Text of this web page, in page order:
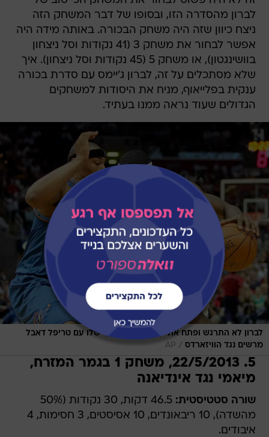
לברון מהסדרה הזו, ובסופו של דבר המשחק הזה
ניצח כיוון שזה היה משחק הבכורה. באותה מידה היה
אפשר לבחור את משחק 3 (41 נקודות וסל ניצחון
בוושינגטון), או משחק 5 (45 נקודות וסל ניצחון). איך
שלא מסתכלים על זה, לברון ג'יימס עם סדרת בכורה
ענקית בפלייאוף, מניח את היסודות למשחקים
הגדולים שעוד נראה ממנו בעתיד.
לברון לא התרגש ופתח את קריירת הפלייאוף שלו עם טריפל דאבל
מרשים נגד הוויזארדס /
AP
5. 22/5/2013, משחק 1 בגמר המזרח,
מיאמי נגד אינדיאנה
שורה סטטיסטית:
46.5 דקות, 30 נקודות (50%
מהשדה), 10 ריבאונדים, 10 אסיסטים, 3 חסימות, 4
איבודים.